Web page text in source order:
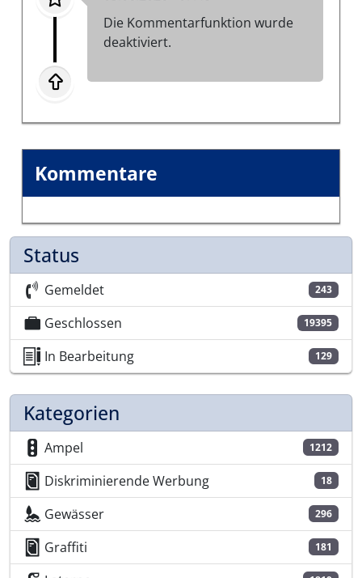
Die Kommentarfunktion wurde
deaktiviert.
Kommentare
Status
Gemeldet 243
Geschlossen 19395
In Bearbeitung 129
Kategorien
Ampel 1212
Diskriminierende Werbung 18
Gewässer 296
Graffiti 181